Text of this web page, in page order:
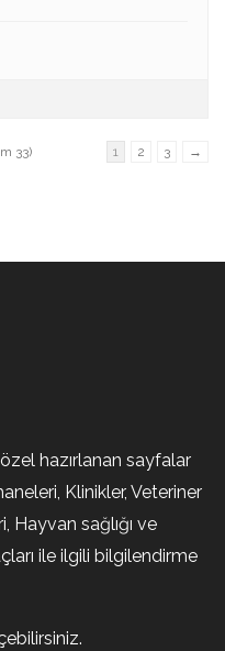
33) 1 2 3 →
hazırlanan sayfalar
Klinikler, Veteriner
Hayvan sağlığı ve
ile ilgili bilgilendirme